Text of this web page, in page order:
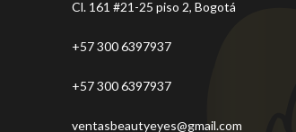
Cl. 161 #21-25 piso 2, Bogotá
+57 300 6397937
+57 300 6397937
ventasbeautyeyes@gmail.com